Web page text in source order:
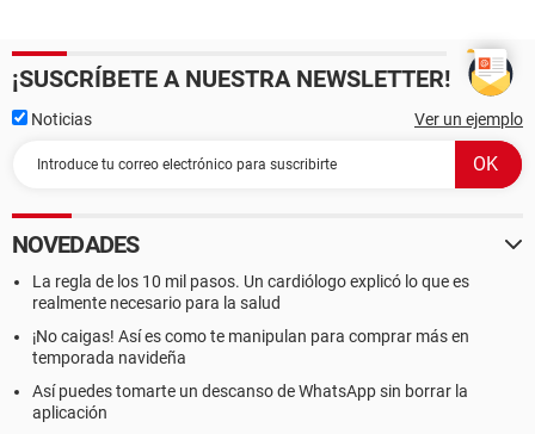
¡SUSCRÍBETE A NUESTRA NEWSLETTER!
Noticias Ver un ejemplo
NOVEDADES
La regla de los 10 mil pasos. Un cardiólogo explicó lo que es
realmente necesario para la salud
¡No caigas! Así es como te manipulan para comprar más en
temporada navideña
Así puedes tomarte un descanso de WhatsApp sin borrar la
aplicación